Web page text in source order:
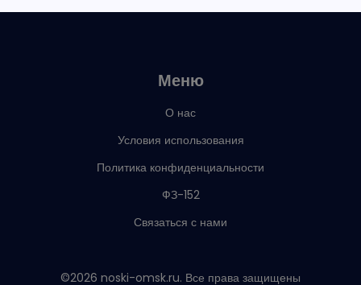
Меню
О нас
Условия использования
Политика конфиденциальности
ФЗ-152
Связаться с нами
©2026 noski-omsk.ru. Все права защищены